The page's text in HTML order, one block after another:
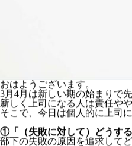
おはようございます。
3月4月は新しい期の始まりで
そこで、今日は個人的に上司